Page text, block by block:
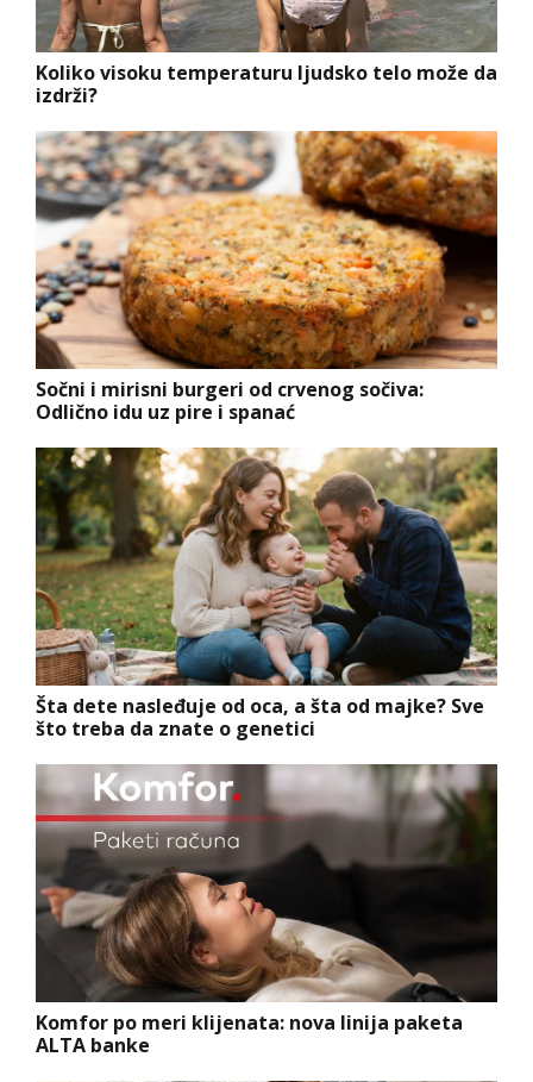
Koliko visoku temperaturu ljudsko telo može da
izdrži?
Sočni i mirisni burgeri od crvenog sočiva:
Odlično idu uz pire i spanać
Šta dete nasleđuje od oca, a šta od majke? Sve
što treba da znate o genetici
Komfor po meri klijenata: nova linija paketa
ALTA banke